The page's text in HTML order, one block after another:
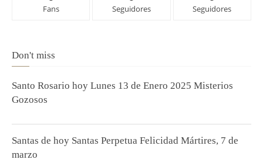
Fans Seguidores Seguidores
Don't miss
Santo Rosario hoy Lunes 13 de Enero 2025 Misterios
Gozosos
Santas de hoy Santas Perpetua Felicidad Mártires, 7 de
marzo